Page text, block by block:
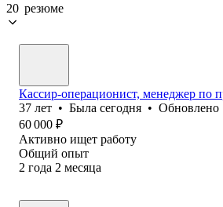
20 резюме
Кассир-операционист, менеджер по
37 лет • Была сегодня • Обновлено
60 000 ₽
Активно ищет работу
Общий опыт
2 года 2 месяца